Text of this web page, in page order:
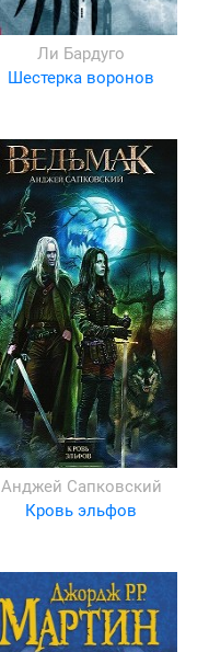
Ли Бардуго
Шестерка воронов
Анджей Сапковский
Кровь эльфов